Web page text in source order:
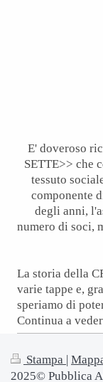
E' doveroso
SETTE>> che
tessuto
componente
degli anni,
numero di soci,
La storia della
varie tappe e,
speriamo di
Continua a
Stampa
2025© Pubblica